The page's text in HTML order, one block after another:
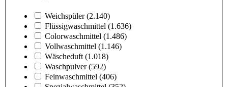
Weichspüler (2.140)
Flüssigwaschmittel (1.636)
Colorwaschmittel (1.486)
Vollwaschmittel (1.146)
Wäscheduft (1.018)
Waschpulver (592)
Feinwaschmittel (406)